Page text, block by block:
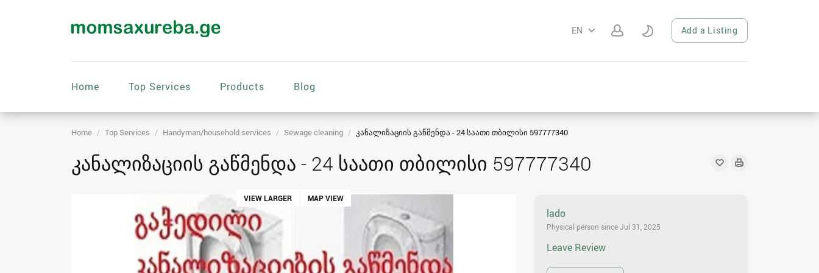
EN Add a Listing
Home Top Services Products Blog
Home Top Services Handyman/household services Sewage cleaning კანალიზაციის გაწმენდა - 24 საათი თბილისი 597777340
კანალიზაციის გაწმენდა - 24 საათი თბილისი 597777340
lado
Physical person since Jul 31, 2025
Leave Review
VIEW LARGER MAP VIEW